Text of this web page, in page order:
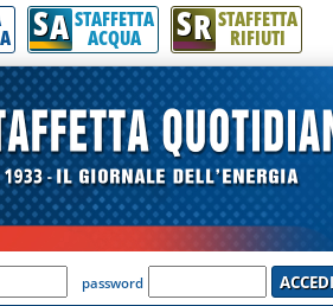
SA STAFFETTA
ACQUA SR STAFFETTA
RIFIUTI
per accedere'
password